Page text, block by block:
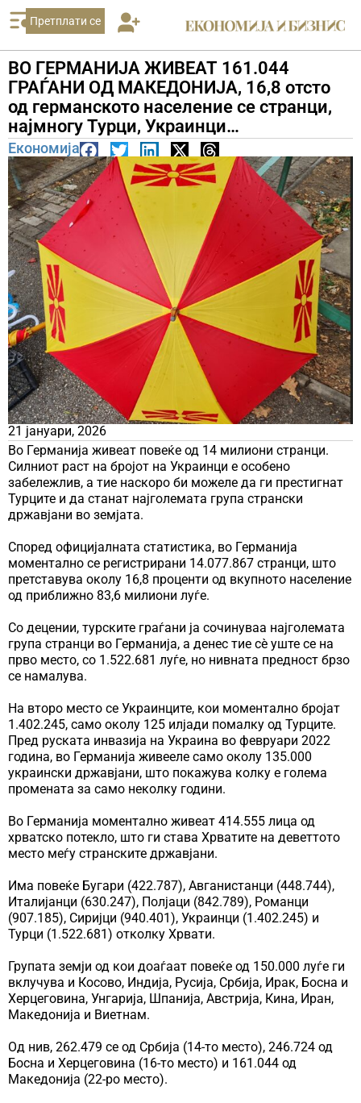
Претплати се
ВО ГЕРМАНИЈА ЖИВЕАТ 161.044
ГРАЃАНИ ОД МАКЕДОНИЈА, 16,8 отсто
од германското население се странци,
најмногу Турци, Украинци…
Економија
21 јануари, 2026
Во Германија живеат повеќе од 14 милиони странци.
Силниот раст на бројот на Украинци е особено
забележлив, а тие наскоро би можеле да ги престигнат
Турците и да станат најголемата група странски
државјани во земјата.
Според официјалната статистика, во Германија
моментално се регистрирани 14.077.867 странци, што
претставува околу 16,8 проценти од вкупното население
од приближно 83,6 милиони луѓе.
Со децении, турските граѓани ја сочинуваа најголемата
група странци во Германија, а денес тие сè уште се на
прво место, со 1.522.681 луѓе, но нивната предност брзо
се намалува.
На второ место се Украинците, кои моментално бројат
1.402.245, само околу 125 илјади помалку од Турците.
Пред руската инвазија на Украина во февруари 2022
година, во Германија живееле само околу 135.000
украински државјани, што покажува колку е голема
промената за само неколку години.
Во Германија моментално живеат 414.555 лица од
хрватско потекло, што ги става Хрватите на деветтото
место меѓу странските државјани.
Има повеќе Бугари (422.787), Авганистанци (448.744),
Италијанци (630.247), Полјаци (842.789), Романци
(907.185), Сиријци (940.401), Украинци (1.402.245) и
Турци (1.522.681) отколку Хрвати.
Групата земји од кои доаѓаат повеќе од 150.000 луѓе ги
вклучува и Косово, Индија, Русија, Србија, Ирак, Босна и
Херцеговина, Унгарија, Шпанија, Австрија, Кина, Иран,
Македонија и Виетнам.
Од нив, 262.479 се од Србија (14-то место), 246.724 од
Босна и Херцеговина (16-то место) и 161.044 од
Македонија (22-ро место).